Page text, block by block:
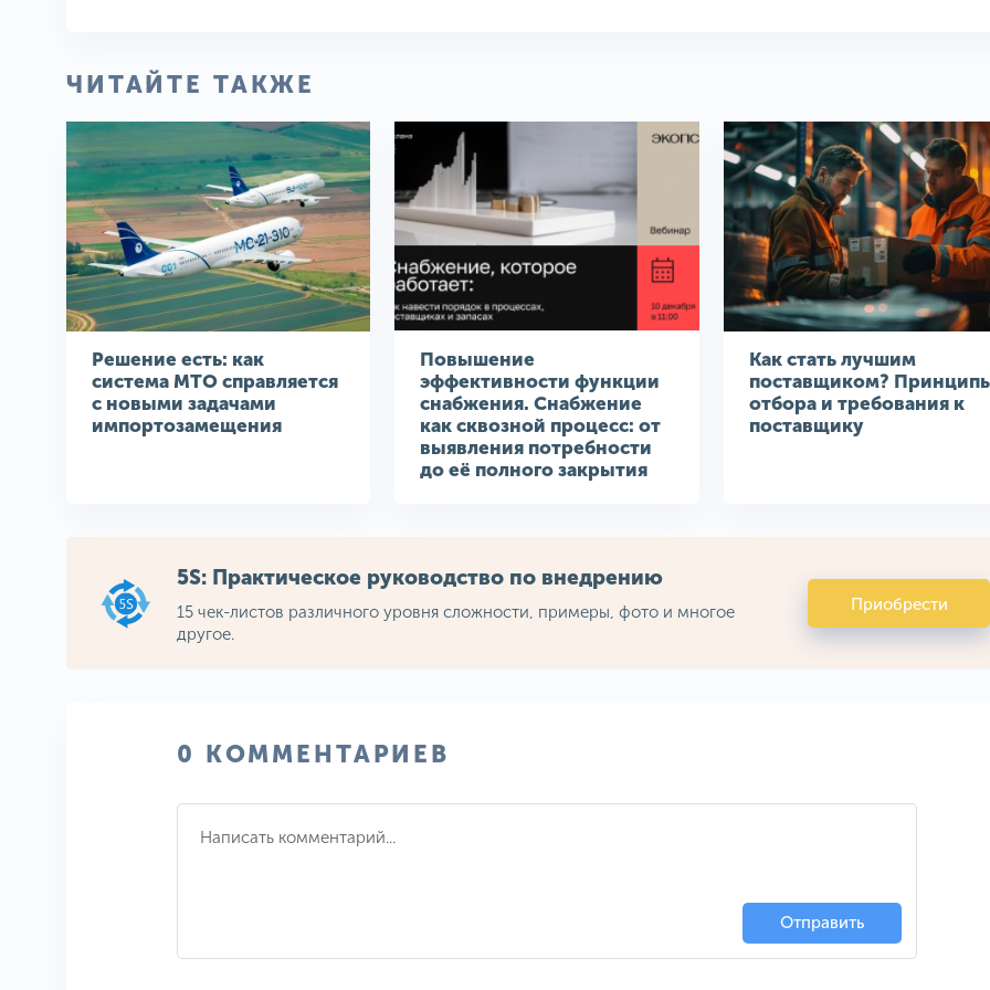
ЧИТАЙТЕ ТАКЖЕ
Решение есть: как
система МТО справляется
с новыми задачами
импортозамещения
Повышение
эффективности функции
снабжения. Снабжение
как сквозной процесс: от
выявления потребности
до её полного закрытия
Как стать лучшим
поставщиком?
отбора и требования к
поставщику
5S: Практическое руководство по внедрению
15 чек-листов различного уровня сложности, примеры, фото и многое
другое.
Приобрести
0 КОММЕНТАРИЕВ
Отправить